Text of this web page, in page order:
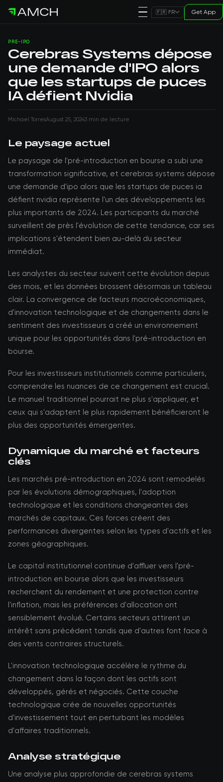
🇫🇷 FR Get App
PRE-IPO
Cerebras Systems dépose
une demande d'IPO alors
que les startups de puces
IA défient Nvidia
Michael TorresAugust 25, 20243 min de lecture
Le paysage actuel
Le paysage de l'pré-introduction en bourse a subi une
transformation significative, et cerebras systems dépose
une demande d'ipo alors que les startups de puces ia
défient nvidia représente l'un des développements les
plus importants de 2024. Les participants du marché
surveillent de près l'évolution de cette tendance, car ses
implications s'étendent bien au-delà du secteur
immédiat.
Les analystes du secteur suivent cette évolution depuis
des mois, et les données brossent désormais un tableau
clair. La convergence de facteurs macroéconomiques,
d'innovation technologique et de changements dans le
sentiment des investisseurs a créé un environnement
unique pour les opportunités dans l'pré-introduction en
bourse.
Pour les investisseurs institutionnels comme particuliers,
comprendre les nuances de ce changement est crucial.
Le manuel traditionnel pourrait ne plus s'appliquer, et
ceux qui s'adaptent le plus rapidement bénéficieront le
plus des opportunités émergentes.
Dynamique du marché et facteurs
clés
Les marchés pré-introduction en 2024 sont remodelés
par les évolutions démographiques, l'adoption
technologique et les conditions changeantes des
marchés de capitaux. Ces forces créent des
performances divergentes selon les types d'actifs et les
zones géographiques.
Le capital institutionnel continue d'affluer vers l'pré-
introduction en bourse alors que les investisseurs
recherchent du rendement et une protection contre
l'inflation, mais les préférences d'allocation ont
sensiblement évolué. Certains secteurs attirent un
intérêt sans précédent tandis que d'autres font face à
des vents contraires structurels.
L'innovation technologique accélère le rythme du
changement dans la façon dont les actifs sont
développés, gérés et négociés. Cette couche
technologique crée de nouvelles opportunités
d'investissement tout en perturbant les modèles
d'affaires traditionnels.
Analyse stratégique
Une analyse plus approfondie de cerebras systems